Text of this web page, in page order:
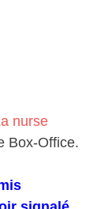
nurse
Box-Office.